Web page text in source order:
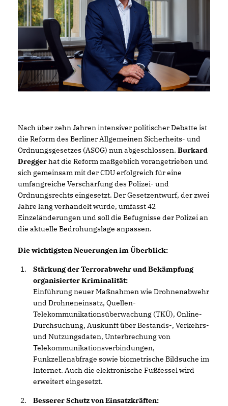
Nach über zehn Jahren intensiver politischer Debatte ist
die Reform des Berliner Allgemeinen Sicherheits- und
Ordnungsgesetzes (ASOG) nun abgeschlossen. Burkard
Dreggerhat die Reform maßgeblich vorangetrieben und
sich gemeinsam mit der CDU erfolgreich für eine
umfangreiche Verschärfung des Polizei- und
Ordnungsrechts eingesetzt. Der Gesetzentwurf, der zwei
Jahre lang verhandelt wurde, umfasst 42
Einzeländerungen und soll die Befugnisse der Polizei an
die aktuelle Bedrohungslage anpassen.
Die wichtigsten Neuerungen im Überblick:
Stärkung der Terrorabwehr und Bekämpfung
organisierter Kriminalität:
Einführung neuer Maßnahmen wie Drohnenabwehr
und Drohneneinsatz, Quellen-
Telekommunikationsüberwachung (TKÜ), Online-
Durchsuchung, Auskunft über Bestands-, Verkehrs-
und Nutzungsdaten, Unterbrechung von
Telekommunikationsverbindungen,
Funkzellenabfrage sowie biometrische Bildsuche im
Internet. Auch die elektronische Fußfessel wird
erweitert eingesetzt.
Besserer Schutz von Einsatzkräften: